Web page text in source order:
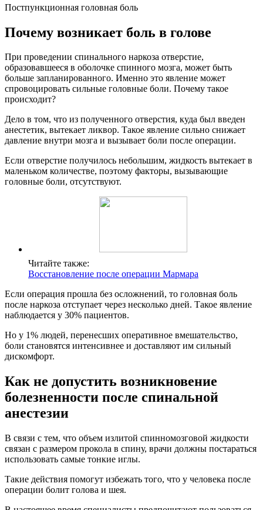
Постпункционная головная боль
Почему возникает боль в голове
При проведении спинального наркоза отверстие,
образовавшееся в оболочке спинного мозга, может быть
больше запланированного. Именно это явление может
спровоцировать сильные головные боли. Почему такое
происходит?
Дело в том, что из полученного отверстия, куда был введен
анестетик, вытекает ликвор. Такое явление сильно снижает
давление внутри мозга и вызывает боли после операции.
Если отверстие получилось небольшим, жидкость вытекает в
маленьком количестве, поэтому факторы, вызывающие
головные боли, отсутствуют.
Читайте также:
Восстановление после операции Мармара
Если операция прошла без осложнений, то головная боль
после наркоза отступает через несколько дней. Такое явление
наблюдается у 30% пациентов.
Но у 1% людей, перенесших оперативное вмешательство,
боли становятся интенсивнее и доставляют им сильный
дискомфорт.
Как не допустить возникновение
болезненности после спинальной
анестезии
В связи с тем, что объем излитой спинномозговой жидкости
связан с размером прокола в спину, врачи должны постараться
использовать самые тонкие иглы.
Такие действия помогут избежать того, что у человека после
операции болит голова и шея.